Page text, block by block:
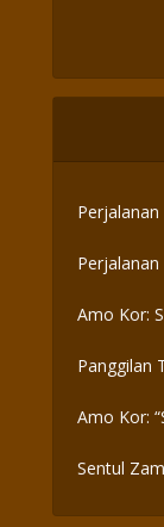
Amo Kor:
Panggilan
Amo Kor:
Sentul